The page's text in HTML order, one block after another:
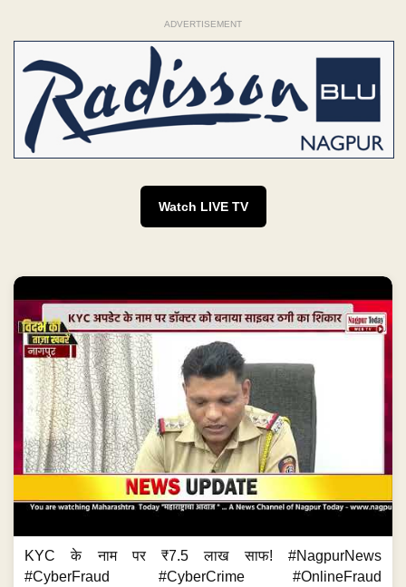
ADVERTISEMENT
Watch LIVE TV
KYC के नाम पर ₹7.5 लाख साफ! #NagpurNews
#CyberFraud #CyberCrime #OnlineFraud